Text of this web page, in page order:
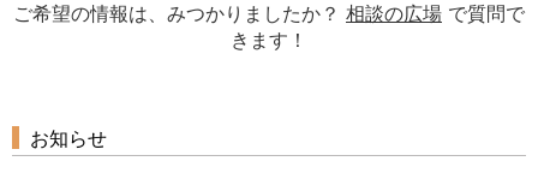
ご希望の情報は、みつかりましたか？ 相談の広場 で質問で
きます！
お知らせ